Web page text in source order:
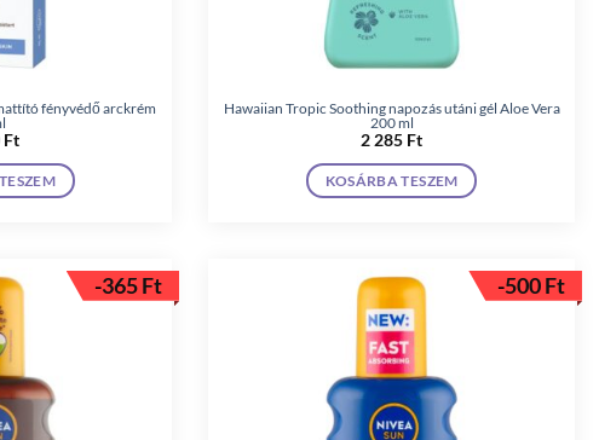
fényvédő arckrém
Ft
Hawaiian Tropic Soothing napozás utáni gél Aloe Vera
200 ml
2 285 Ft
KOSÁRBA TESZEM
-365Ft -500Ft